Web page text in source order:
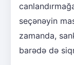
seçənəyin
zamanda,
barədə də